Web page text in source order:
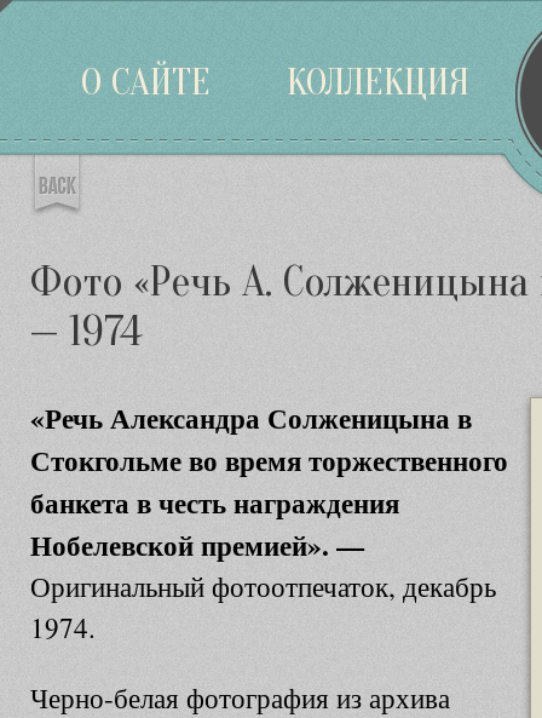
О САЙТЕ КОЛЛЕКЦИЯ
Фото «Речь А. Солженицына
— 1974
«Речь Александра Солженицына в
Стокгольме во время торжественного
банкета в честь награждения
Нобелевской премией». —
Оригинальный фотоотпечаток, декабрь
1974.
Черно-белая фотография из архива